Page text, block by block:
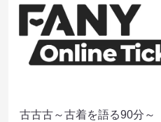
古古古～古着を語る90分～